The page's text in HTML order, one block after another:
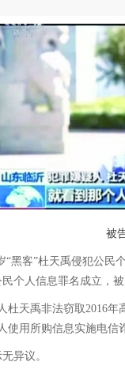
被
“黑客”杜天禹侵犯公
个人信息罪名成立，
杜天禹非法窃取2016
使用所购信息实施电信
异议。